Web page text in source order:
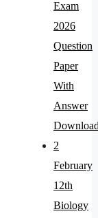
Exam
2026
Question
Paper
With
Answer
Download
2
February
12th
Biology